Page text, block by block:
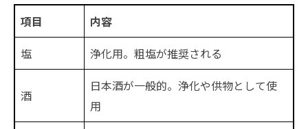
項目
内容
塩
浄化用。粗塩が推奨される
酒
日本酒が一般的。浄化や供物として使
用